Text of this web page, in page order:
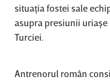
situaţia fostei sale
asupra presiunii
Turciei.
Antrenorul român